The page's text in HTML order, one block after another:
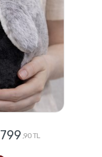
799 ,90 TL